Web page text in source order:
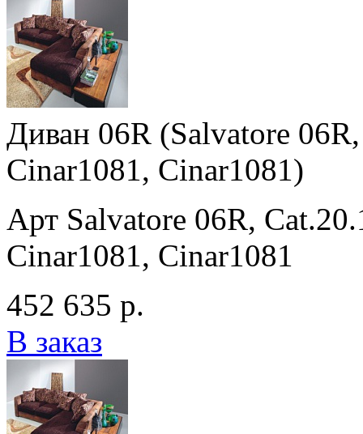
Диван 06R (Salvatore
Cinar1081, Cinar1081)
Арт Salvatore 06R,
Cinar1081, Cinar1081
452 635 р.
В заказ